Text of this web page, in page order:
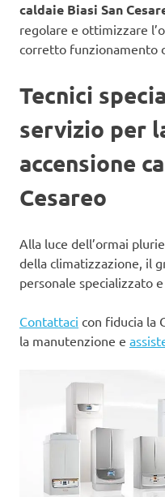
caldaie Biasi San
regolare e ottimizzare
corretto funzionamento
Tecnici
servizio per
accensione
Cesareo
Alla luce dell’ormai
della climatizzazione, il
personale specializzato
Contattaci con fiducia la
la manutenzione e